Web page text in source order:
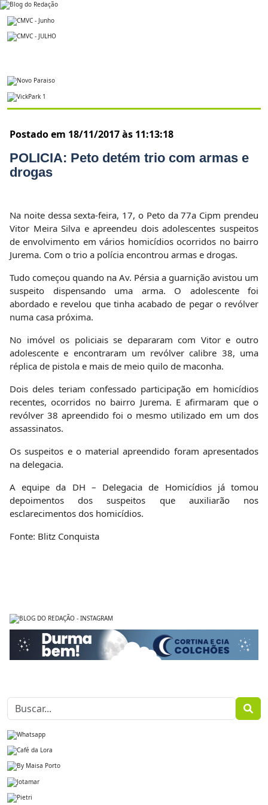
Postado em 18/11/2017 às 11:13:18
POLICIA: Peto detém trio com armas e
drogas
Na noite dessa sexta-feira, 17, o Peto da 77a Cipm prendeu
Vitor Meira Silva e apreendeu dois adolescentes suspeitos
de envolvimento em vários homicídios ocorridos no bairro
Jurema. Com o trio a polícia encontrou armas e drogas.
Tudo começou quando na Av. Pérsia a guarnição avistou um
suspeito dispensando uma arma. O adolescente foi
abordado e revelou que tinha acabado de pegar o revólver
numa casa próxima.
No imóvel os policiais se depararam com Vitor e outro
adolescente e encontraram um revólver calibre 38, uma
réplica de pistola e mais de meio quilo de maconha.
Dois deles teriam confessado participação em homicídios
recentes, ocorridos no bairro Jurema. E afirmaram que o
revólver 38 apreendido foi o mesmo utilizado em um dos
assassinatos.
Os suspeitos e o material apreendido foram apresentados
na delegacia.
A equipe da DH – Delegacia de Homicídios já tomou
depoimentos dos suspeitos que auxiliarão nos
esclarecimentos dos homicídios.
Fonte: Blitz Conquista